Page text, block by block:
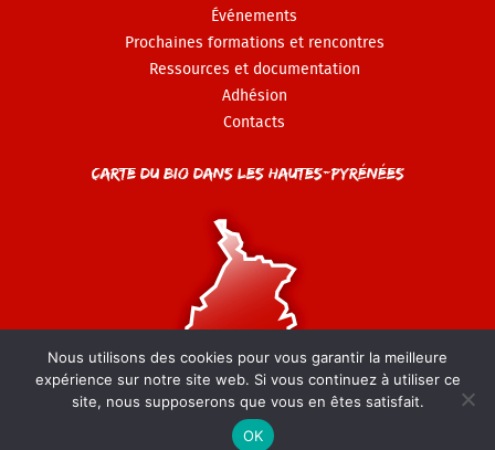
Événements
Prochaines formations et rencontres
Ressources et documentation
Adhésion
Contacts
Carte du Bio dans les Hautes-Pyrénées
© GAB 65 - 2022-2026 - Mentions légales -Politique de
confidentialité
Nous utilisons des cookies pour vous garantir la meilleure
expérience sur notre site web. Si vous continuez à utiliser ce
site, nous supposerons que vous en êtes satisfait.
OK